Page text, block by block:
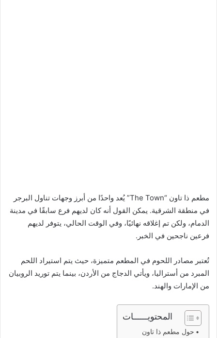
مطعم ذا تاون “The Town” يُعد واحدًا من أبرز وجهات تناول البرجر
في منطقة الشرقية. يمكن القول أنه كان لديهم فرع سابقًا في مدينة
الدمام، ولكن تم إغلاقه نهائيًا، وفي الوقت الحالي، يتوفر لديهم
فرعين ناجحين في الخبر.
تُعتبر مصادر اللحوم في المطعم متميزة، حيث يتم استيراد اللحم
المبرد من أستراليا، ويأتي الدجاج من الأردن، بينما يتم توريد الروبيان
من الإمارات والهند.
المحتويــــــات
حول مطعم ذا تاون